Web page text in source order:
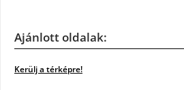
Ajánlott oldalak:
Kerülj a térképre!